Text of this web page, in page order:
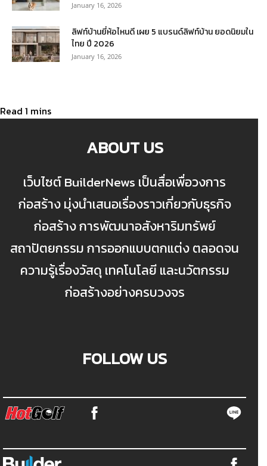
January 16, 2026
ลิฟท์บ้านยี่ห้อไหนดี เผย 5 แบรนด์ลิฟท์บ้าน ยอดนิยมใน
ไทย ปี 2026
January 16, 2026
ABOUT US
เว็บไซต์ BuilderNews เป็นสื่อเพื่อวงการ
ก่อสร้าง มุ่งนำเสนอเรื่องราวเกี่ยวกับธุรกิจ
ก่อสร้าง การพัฒนาอสังหาริมทรัพย์
สถาปัตยกรรม การออกแบบตกแต่ง ตลอดจน
ความรู้เรื่องวัสดุ เทคโนโลยี และนวัตกรรม
ก่อสร้างอย่างครบวงจร
FOLLOW US